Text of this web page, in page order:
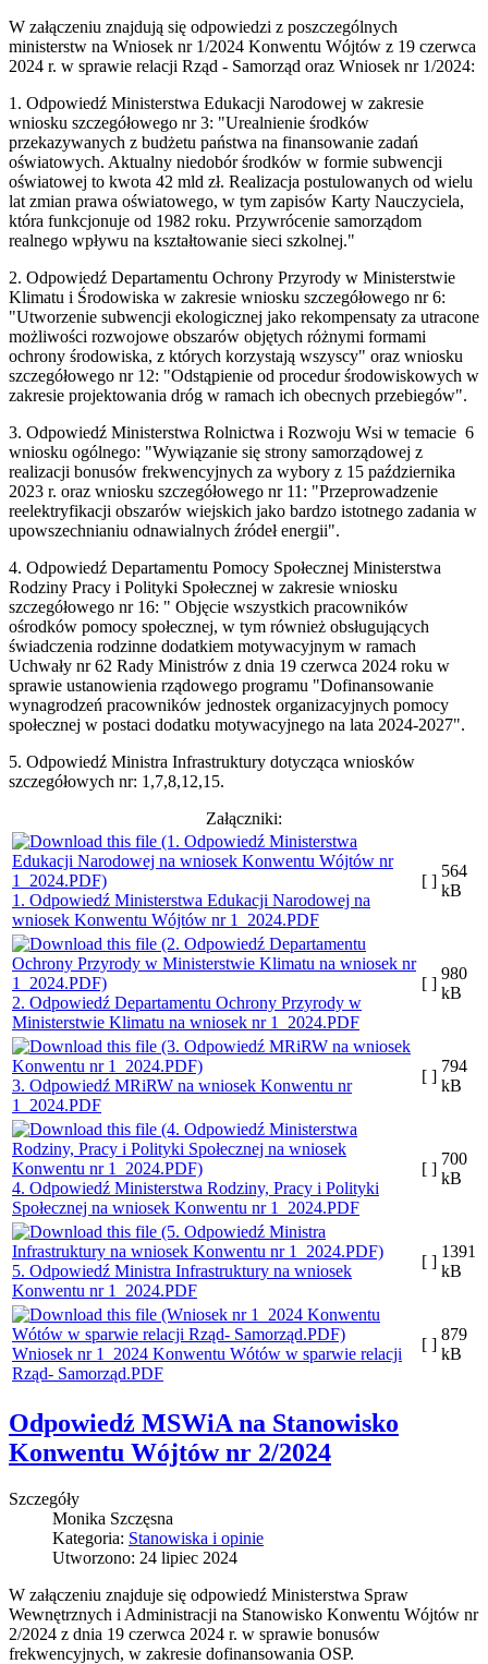
W załączeniu znajdują się odpowiedzi z poszczególnych
ministerstw na Wniosek nr 1/2024 Konwentu Wójtów z 19 czerwca
2024 r. w sprawie relacji Rząd - Samorząd oraz Wniosek nr 1/2024:
1. Odpowiedź Ministerstwa Edukacji Narodowej w zakresie
wniosku szczegółowego nr 3: "Urealnienie środków
przekazywanych z budżetu państwa na finansowanie zadań
oświatowych. Aktualny niedobór środków w formie subwencji
oświatowej to kwota 42 mld zł. Realizacja postulowanych od wielu
lat zmian prawa oświatowego, w tym zapisów Karty Nauczyciela,
która funkcjonuje od 1982 roku. Przywrócenie samorządom
realnego wpływu na kształtowanie sieci szkolnej."
2. Odpowiedź Departamentu Ochrony Przyrody w Ministerstwie
Klimatu i Środowiska w zakresie wniosku szczegółowego nr 6:
"Utworzenie subwencji ekologicznej jako rekompensaty za utracone
możliwości rozwojowe obszarów objętych różnymi formami
ochrony środowiska, z których korzystają wszyscy" oraz wniosku
szczegółowego nr 12: "Odstąpienie od procedur środowiskowych w
zakresie projektowania dróg w ramach ich obecnych przebiegów".
3. Odpowiedź Ministerstwa Rolnictwa i Rozwoju Wsi w temacie 6
wniosku ogólnego: "Wywiązanie się strony samorządowej z
realizacji bonusów frekwencyjnych za wybory z 15 października
2023 r. oraz wniosku szczegółowego nr 11: "Przeprowadzenie
reelektryfikacji obszarów wiejskich jako bardzo istotnego zadania w
upowszechnianiu odnawialnych źródeł energii".
4. Odpowiedź Departamentu Pomocy Społecznej Ministerstwa
Rodziny Pracy i Polityki Społecznej w zakresie wniosku
szczegółowego nr 16: " Objęcie wszystkich pracowników
ośrodków pomocy społecznej, w tym również obsługujących
świadczenia rodzinne dodatkiem motywacyjnym w ramach
Uchwały nr 62 Rady Ministrów z dnia 19 czerwca 2024 roku w
sprawie ustanowienia rządowego programu "Dofinansowanie
wynagrodzeń pracowników jednostek organizacyjnych pomocy
społecznej w postaci dodatku motywacyjnego na lata 2024-2027".
5. Odpowiedź Ministra Infrastruktury dotycząca wniosków
szczegółowych nr: 1,7,8,12,15.
Załączniki:
1. Odpowiedź Ministerstwa Edukacji Narodowej na
wniosek Konwentu Wójtów nr 1_2024.PDF
[ ]
564
kB
2. Odpowiedź Departamentu Ochrony Przyrody w
Ministerstwie Klimatu na wniosek nr 1_2024.PDF
[ ]
980
kB
3. Odpowiedź MRiRW na wniosek Konwentu nr
1_2024.PDF
[ ]
794
kB
4. Odpowiedź Ministerstwa Rodziny, Pracy i Polityki
Społecznej na wniosek Konwentu nr 1_2024.PDF
[ ]
700
kB
5. Odpowiedź Ministra Infrastruktury na wniosek
Konwentu nr 1_2024.PDF
[ ]
1391
kB
Wniosek nr 1_2024 Konwentu Wótów w sparwie relacji
Rząd- Samorząd.PDF
[ ]
879
kB
Odpowiedź MSWiA na Stanowisko
Konwentu Wójtów nr 2/2024
Szczegóły
Monika Szczęsna
Kategoria: Stanowiska i opinie
Utworzono: 24 lipiec 2024
W załączeniu znajduje się odpowiedź Ministerstwa Spraw
Wewnętrznych i Administracji na Stanowisko Konwentu Wójtów nr
2/2024 z dnia 19 czerwca 2024 r. w sprawie bonusów
frekwencyjnych, w zakresie dofinansowania OSP.